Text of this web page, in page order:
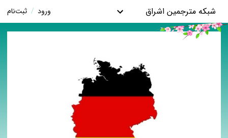
شبکه مترجمین اشراق ورود / ثبت‌نام